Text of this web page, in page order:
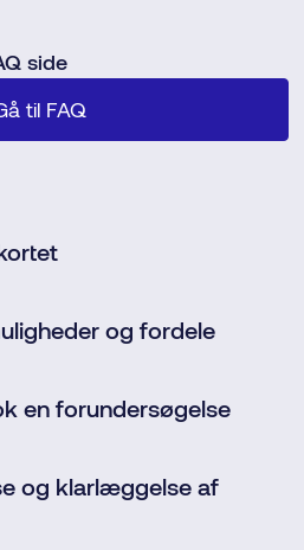
side
til FAQ
og fordele
en forundersøgelse
og klarlæggelse af